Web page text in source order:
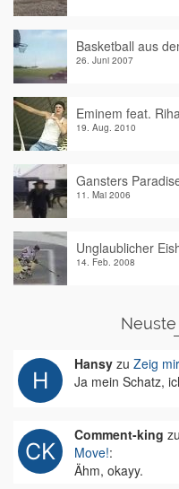
Basketball aus
26. Juni 2007
Eminem feat.
19. Aug. 2010
Gansters
11. Mai 2006
Unglaublicher
14. Feb. 2008
Hansy zu Zeig
Ja mein Schatz,
Comment-king zu
Move!:
Ähm, okayy.